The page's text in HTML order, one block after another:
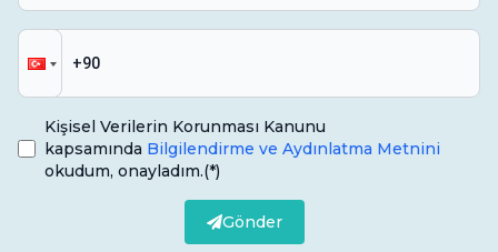
Kişisel Verilerin Korunması Kanunu
kapsamında Bilgilendirme ve Aydınlatma Metnini
okudum, onayladım.(*)
Gönder